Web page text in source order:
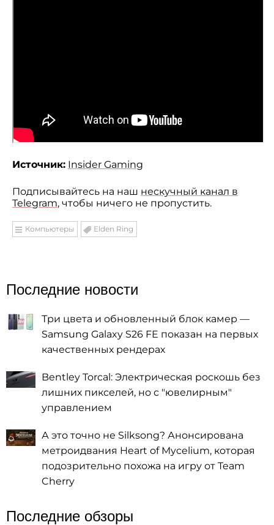
Источник: Insider Gaming
Подписывайтесь на наш нескучный канал в
Telegram, чтобы ничего не пропустить.
Компьютеры Elden Ring
Последние новости
Три цвета и обновленный блок камер —
Samsung Galaxy S26 FE показан на первых
качественных рендерах
Bentley Torcal: Электрическая роскошь без
лишних пикселей, но с "ювелирным"
управлением
А это точно не Silksong? Анонсирована
метроидвания Heart of Mycelium, которая
подозрительно похожа на игру от Team
Cherry
Последние обзоры